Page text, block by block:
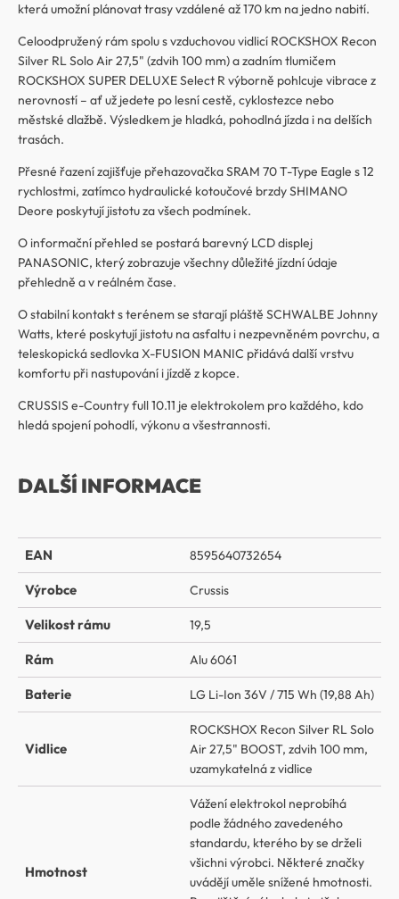
která umožní plánovat trasy vzdálené až 170 km na jedno nabití.
Celoodpružený rám spolu s vzduchovou vidlicí ROCKSHOX Recon
Silver RL Solo Air 27,5" (zdvih 100 mm) a zadním tlumičem
ROCKSHOX SUPER DELUXE Select R výborně pohlcuje vibrace z
nerovností – ať už jedete po lesní cestě, cyklostezce nebo
městské dlažbě. Výsledkem je hladká, pohodlná jízda i na delších
trasách.
Přesné řazení zajišťuje přehazovačka SRAM 70 T-Type Eagle s 12
rychlostmi, zatímco hydraulické kotoučové brzdy SHIMANO
Deore poskytují jistotu za všech podmínek.
O informační přehled se postará barevný LCD displej
PANASONIC, který zobrazuje všechny důležité jízdní údaje
přehledně a v reálném čase.
O stabilní kontakt s terénem se starají pláště SCHWALBE Johnny
Watts, které poskytují jistotu na asfaltu i nezpevněném povrchu, a
teleskopická sedlovka X-FUSION MANIC přidává další vrstvu
komfortu při nastupování i jízdě z kopce.
CRUSSIS e-Country full 10.11 je elektrokolem pro každého, kdo
hledá spojení pohodlí, výkonu a všestrannosti.
DALŠÍ INFORMACE
EAN 8595640732654
Výrobce Crussis
Velikost rámu 19,5
Rám Alu 6061
Baterie LG Li-Ion 36V / 715 Wh (19,88 Ah)
Vidlice
ROCKSHOX Recon Silver RL Solo
Air 27,5" BOOST, zdvih 100 mm,
uzamykatelná z vidlice
Hmotnost
Vážení elektrokol neprobíhá
podle žádného zavedeného
standardu, kterého by se drželi
všichni výrobci. Některé značky
uvádějí uměle snížené hmotnosti.